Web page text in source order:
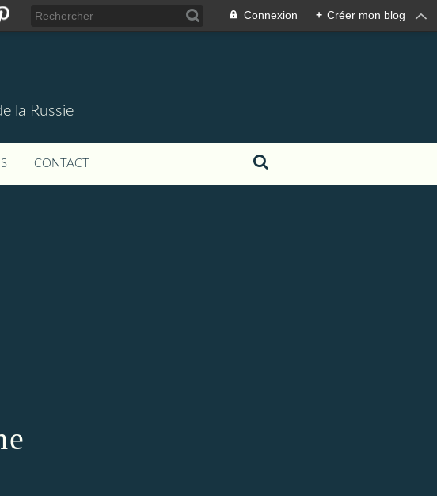
Connexion + Créer mon blog
la Russie
CONTACT